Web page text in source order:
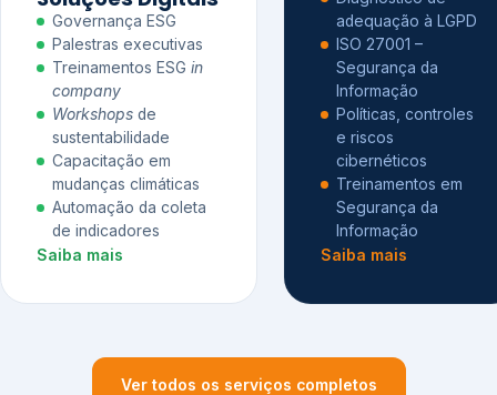
Governança ESG
Palestras executivas
Treinamentos ESG in
company
Workshops de
sustentabilidade
Capacitação em
mudanças climáticas
Automação da coleta
de indicadores
Saiba mais
adequação à LGPD
ISO 27001 –
Segurança da
Informação
Políticas, controles
e riscos
cibernéticos
Treinamentos em
Segurança da
Informação
Saiba mais
Ver todos os serviços completos